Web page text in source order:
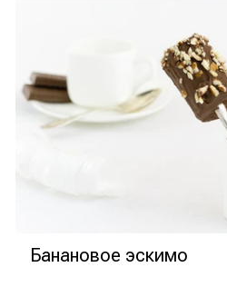
Банановое эскимо